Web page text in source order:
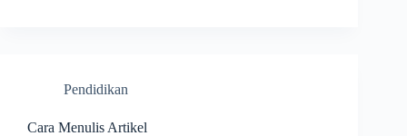
Pendidikan
Cara Menulis Artikel